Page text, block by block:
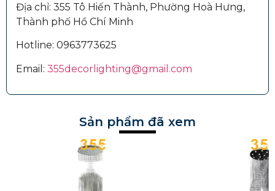
Địa chỉ: 355 Tô Hiến Thành, Phường Hoà Hưng,
Thành phố Hồ Chí Minh
Hotline: 0963773625
Email: 355decorlighting@gmail.com
Sản phẩm đã xem